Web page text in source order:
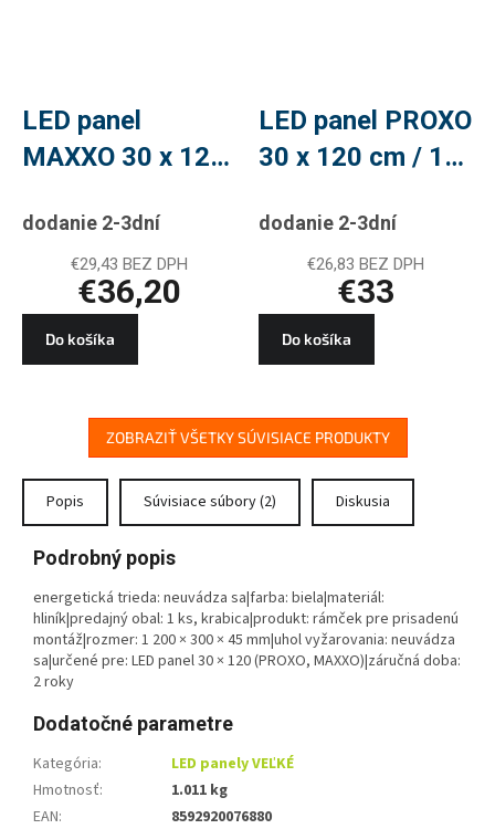
LED panel
MAXXO 30 x 120
W, 4 320 lm,
vstavaný,
neutrálna biela,
IP20
dodanie 2-3dní
€29,43 BEZ DPH
€36,20
Do košíka
LED panel PROXO
30 x 120 cm / 10
lm, vstavaný,
neutrálna biela,
dodanie 2-3dní
€26,83 BEZ DPH
€33
Do košíka
ZOBRAZIŤ VŠETKY SÚVISIACE PRODUKTY
Popis Súvisiace súbory (2) Diskusia
Podrobný popis
energetická trieda: neuvádza sa|farba: biela|materiál:
hliník|predajný obal: 1 ks, krabica|produkt: rámček pre prisadenú
montáž|rozmer: 1 200 × 300 × 45 mm|uhol vyžarovania: neuvádza
sa|určené pre: LED panel 30 × 120 (PROXO, MAXXO)|záručná doba:
2 roky
Dodatočné parametre
Kategória:
LED panely VEĽKÉ
Hmotnosť:
1.011 kg
EAN:
8592920076880